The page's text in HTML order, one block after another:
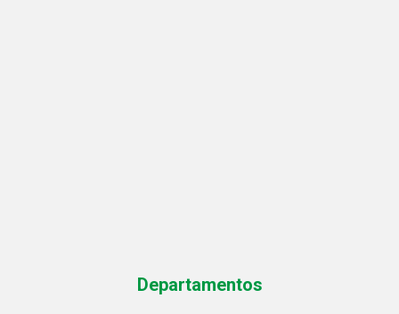
Departamentos